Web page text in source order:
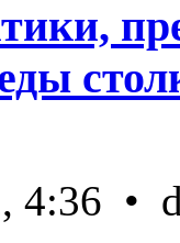
4:36 •